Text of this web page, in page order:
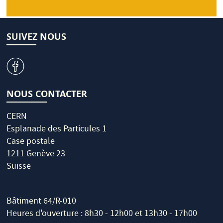
SUIVEZ NOUS
v
NOUS CONTACTER
CERN
Esplanade des Particules 1
Case postale
1211 Genève 23
Suisse
Bâtiment 64/R-010
Heures d'ouverture : 8h30 - 12h00 et 13h30 - 17h00